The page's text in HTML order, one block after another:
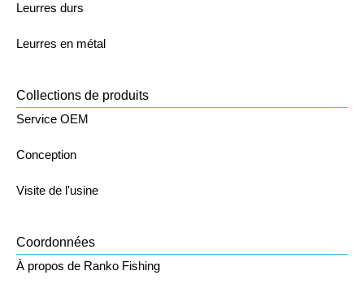
Leurres durs
Leurres en métal
Collections de produits
Service OEM
Conception
Visite de l'usine
Coordonnées
À propos de Ranko Fishing